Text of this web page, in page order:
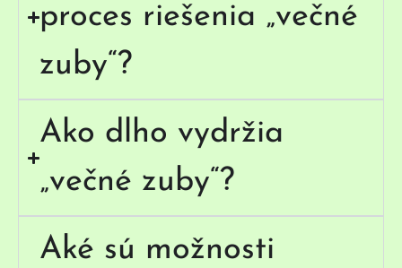
proces riešenia „večné
zuby“?
Ako dlho vydržia
„večné zuby“?
Aké sú možnosti